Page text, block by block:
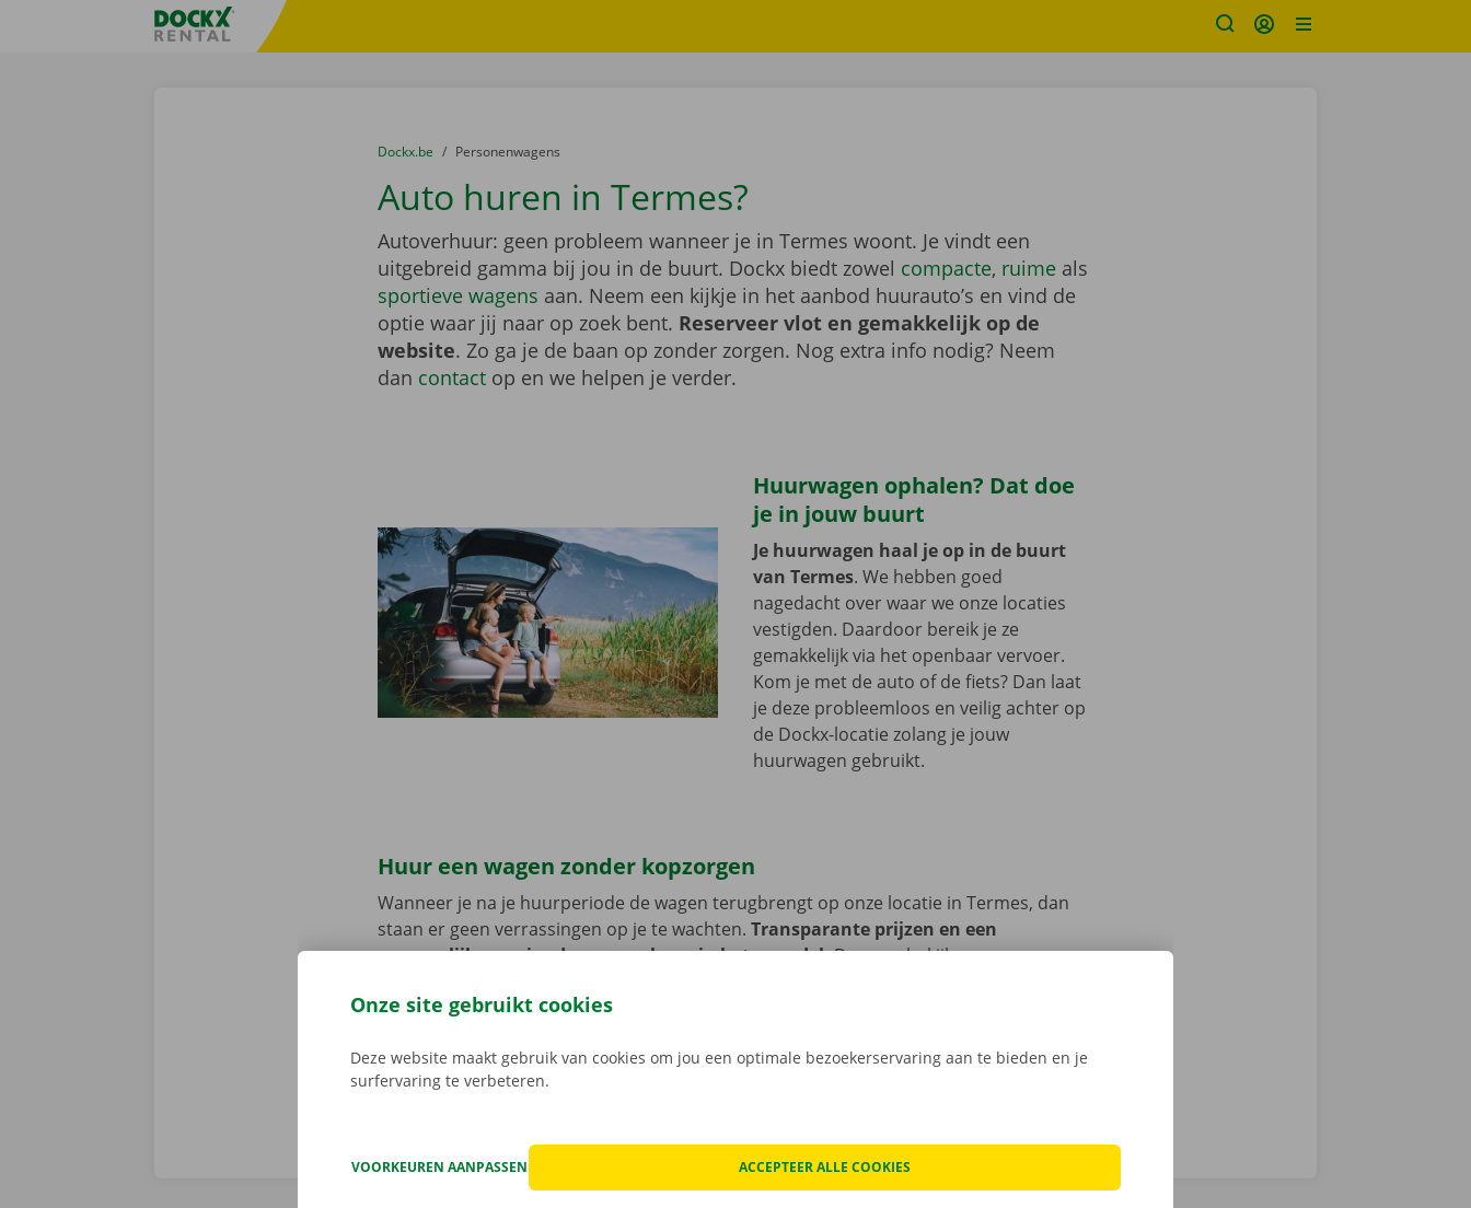
Taalselectie overslaanFratello DEMO
U bevindt zich hier:
van
Dockx.be naar
Personenwagens
Auto huren in Termes?
Autoverhuur: geen probleem wanneer je in Termes woont. Je vindt een
uitgebreid gamma bij jou in de buurt. Dockx biedt zowel compacte, ruimeals
sportieve wagens aan. Neem een kijkje in het aanbod huurauto’s en vind de
optie waar jij naar op zoek bent. Reserveer vlot en gemakkelijk op de
website. Zo ga je de baan op zonder zorgen. Nog extra info nodig? Neem
dan contactop en we helpen je verder.
Huurwagen ophalen? Dat doe
je in jouw buurt
Je huurwagen haal je op in de buurt
van Termes. We hebben goed
nagedacht over waar we onze locaties
vestigden. Daardoor bereik je ze
gemakkelijk via het openbaar vervoer.
Kom je met de auto of de fiets? Dan laat
je deze probleemloos en veilig achter op
de Dockx-locatie zolang je jouw
huurwagen gebruikt.
Huur een wagen zonder kopzorgen
Wanneer je na je huurperiode de wagen terugbrengt op onze locatie in Termes, dan
staan er geen verrassingen op je te wachten. Transparante prijzen en een
persoonlijke service dragen we hoog in het vaandel.Daarom bekijken we op
van pechverhelping binnen heel Europa. Zo geraak je altijd veilig thuis.
Onze site gebruikt cookies
Deze website maakt gebruik van cookies om jou een optimale bezoekerservaring aan te bieden en je
surfervaring te verbeteren.
VOORKEUREN AANPASSEN ACCEPTEER ALLE COOKIES